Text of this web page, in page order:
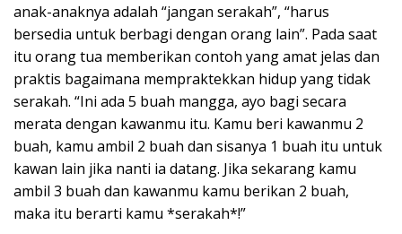
anak-anaknya adalah “jangan serakah”, “harus
bersedia untuk berbagi dengan orang lain”. Pada saat
itu orang tua memberikan contoh yang amat jelas dan
praktis bagaimana mempraktekkan hidup yang tidak
serakah. “Ini ada 5 buah mangga, ayo bagi secara
merata dengan kawanmu itu. Kamu beri kawanmu 2
buah, kamu ambil 2 buah dan sisanya 1 buah itu untuk
kawan lain jika nanti ia datang. Jika sekarang kamu
ambil 3 buah dan kawanmu kamu berikan 2 buah,
maka itu berarti kamu *serakah*!”